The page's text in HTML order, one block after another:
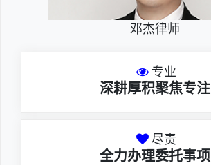
邓杰律师
专业
深耕厚积聚焦专注
尽责
全力办理委托事项